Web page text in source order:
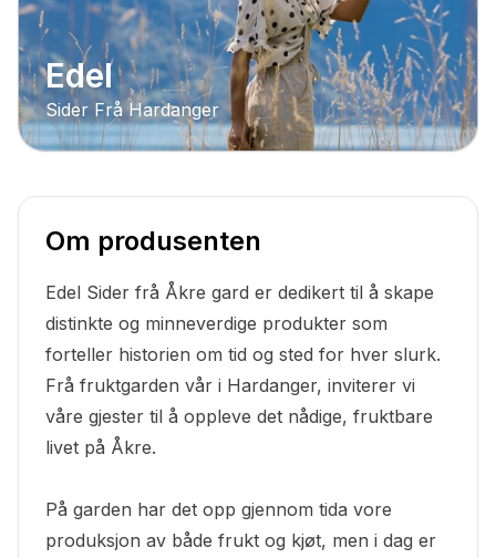
Edel
Sider Frå Hardanger
Om produsenten
Edel Sider frå Åkre gard er dedikert til å skape
distinkte og minneverdige produkter som
forteller historien om tid og sted for hver slurk.
Frå fruktgarden vår i Hardanger, inviterer vi
våre gjester til å oppleve det nådige, fruktbare
livet på Åkre.
På garden har det opp gjennom tida vore
produksjon av både frukt og kjøt, men i dag er